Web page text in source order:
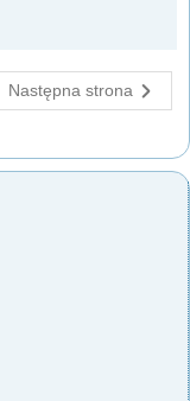
Następna strona